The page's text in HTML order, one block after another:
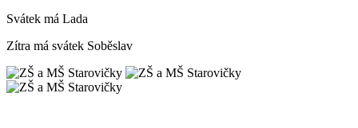
Svátek má Lada
Zítra má svátek Soběslav